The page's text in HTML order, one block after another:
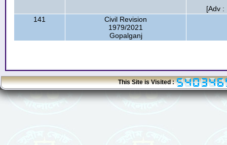
[Adv :
141
Civil Revision
1979/2021
Gopalganj
This Site is Visited :